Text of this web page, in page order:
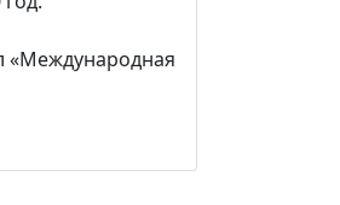
«Международная